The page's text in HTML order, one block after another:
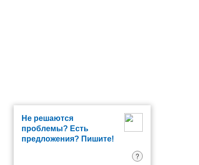
Не решаются
проблемы? Есть
предложения? Пишите!
?